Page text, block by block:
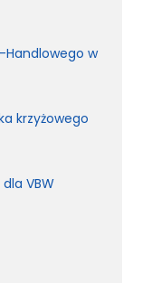
w
krzyżowego
VBW